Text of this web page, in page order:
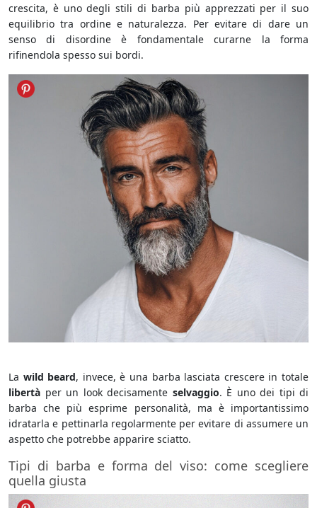
crescita, è uno degli stili di barba più apprezzati per il suo
equilibrio tra ordine e naturalezza. Per evitare di dare un
senso di disordine è fondamentale curarne la forma
rifinendola spesso sui bordi.
La wild beard, invece, è una barba lasciata crescere in totale
libertà per un look decisamente selvaggio. È uno dei tipi di
barba che più esprime personalità, ma è importantissimo
idratarla e pettinarla regolarmente per evitare di assumere un
aspetto che potrebbe apparire sciatto.
Tipi di barba e forma del viso: come scegliere
quella giusta